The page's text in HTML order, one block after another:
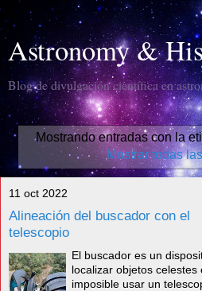
Astronomy &
Blog de divulgación científica en
Mostrando entradas con la
Mostrar todas
11 oct 2022
Alineación del buscador con el
telescopio
El buscador es un
localizar objetos
imposible usar un